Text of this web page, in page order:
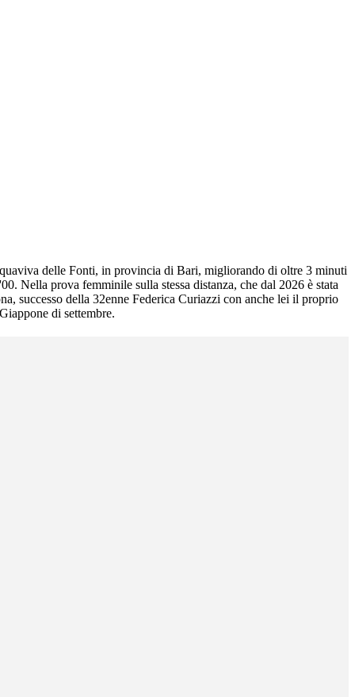
delle Fonti, in provincia di Bari, migliorando di oltre 3 minuti
Nella prova femminile sulla stessa distanza, che dal 2026 è stata
successo della 32enne Federica Curiazzi con anche lei il proprio
di settembre.